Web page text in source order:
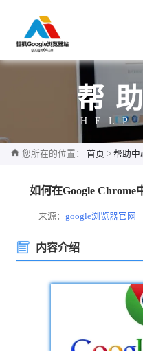
帮
HELP
您所在的位置： 首页 > 帮助中
如何在Google Chrome
来源：google浏览器官网
内容介绍